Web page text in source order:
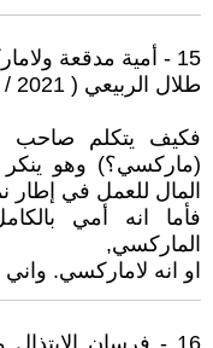
15 - أمية مدقعة ولاماركسية جلية!
طلال الربيعي ( 2021 / 2 / 1 - 23:53 )
(ماركسي؟) وهو
المال للعمل في إطار
فأما انه أمي
الماركسي,
او انه لاماركسي. واني